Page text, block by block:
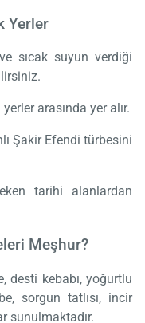
Yerler
sıcak suyun verdiği
arasında yer alır.
Şakir Efendi türbesini
tarihi alanlardan
Meşhur?
desti kebabı, yoğurtlu
sorgun tatlısı, incir
sunulmaktadır.